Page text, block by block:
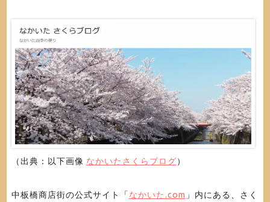
（出典：以下画像 なかいたさくらブログ）
中板橋商店街の公式サイト「 なかいた.com 」内にある、さく